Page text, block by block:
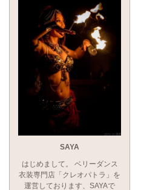
SAYA
はじめまして。 ベリーダンス
衣装専門店「クレオパトラ」を
運営しております、SAYAで